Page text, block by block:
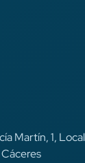
Martín, 1,